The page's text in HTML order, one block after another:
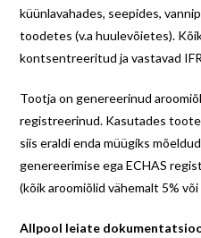
küünlavahades, seepides,
toodetes (v.a huulevõietes).
kontsentreeritud ja vastavad
Tootja on genereerinud
registreerinud. Kasutades
siis eraldi enda müügiks
genereerimise ega ECHAS
(kõik aroomiõlid vähemalt 5%
Allpool leiate